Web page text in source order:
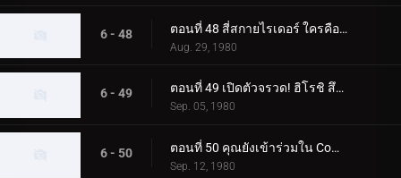
6 - 48 ตอนที่ 48 สี่สกายไรเดอร์ ใครคือตัวจริง
Aug. 29, 1980
6 - 49 ตอนที่ 49 เปิดตัวจรวด! ฮิโรชิ สึคุบะไปที่สุสานอวกาศ
Sep. 05, 1980
6 - 50 ตอนที่ 50 คุณยังเข้าร่วมใน Command Boys' Squad ด้วย!
Sep. 12, 1980